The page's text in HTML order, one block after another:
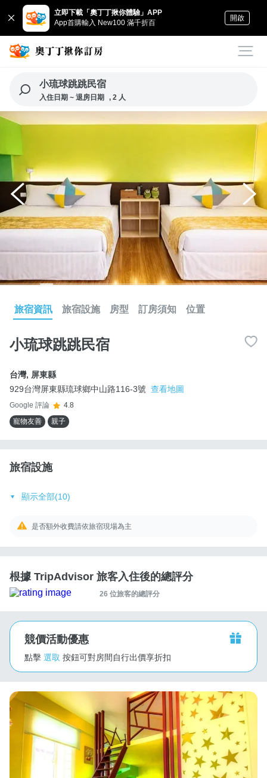
立即下載「奧丁丁揪你體驗」APP
App首購輸入 New100 滿千折百
開啟
小琉球跳跳民宿
入住日期 ~ 退房日期 , 2 人
旅宿資訊 旅宿設施 房型 訂房須知 位置
小琉球跳跳民宿
台灣, 屏東縣
929台灣屏東縣琉球鄉中山路116-3號 查看地圖
Google 評論
4.8
寵物友善
親子
旅宿設施
顯示全部(10)
是否額外收費請依旅宿現場為主
根據 TripAdvisor 旅客入住後的總評分
26 位旅客的總評分
競價活動優惠
點擊 選取 按鈕可對房間自行出價享折扣